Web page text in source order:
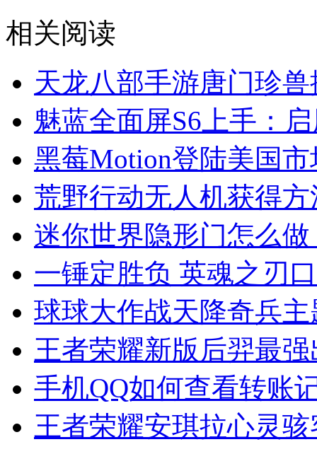
相关阅读
天龙八部手游唐门珍
魅蓝全面屏S6上手：
黑莓Motion登陆美国
荒野行动无人机获得方
迷你世界隐形门怎么
一锤定胜负 英魂之刃
球球大作战天降奇兵
王者荣耀新版后羿最
手机QQ如何查看转账
王者荣耀安琪拉心灵